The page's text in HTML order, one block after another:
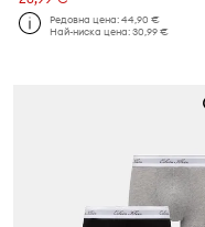
Редовна цена:44,90 €
Най-ниска цена:30,99 €